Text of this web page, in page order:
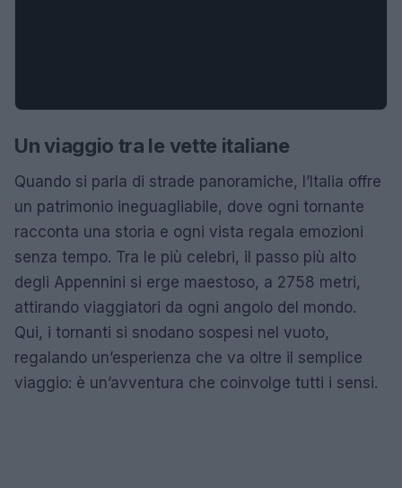
Un viaggio tra le vette italiane
Quando si parla di strade panoramiche, l’Italia offre
un patrimonio ineguagliabile, dove ogni tornante
racconta una storia e ogni vista regala emozioni
senza tempo. Tra le più celebri, il passo più alto
degli Appennini si erge maestoso, a 2758 metri,
attirando viaggiatori da ogni angolo del mondo.
Qui, i tornanti si snodano sospesi nel vuoto,
regalando un’esperienza che va oltre il semplice
viaggio: è un’avventura che coinvolge tutti i sensi.